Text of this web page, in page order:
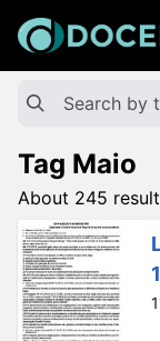
Tag Maio
About 245